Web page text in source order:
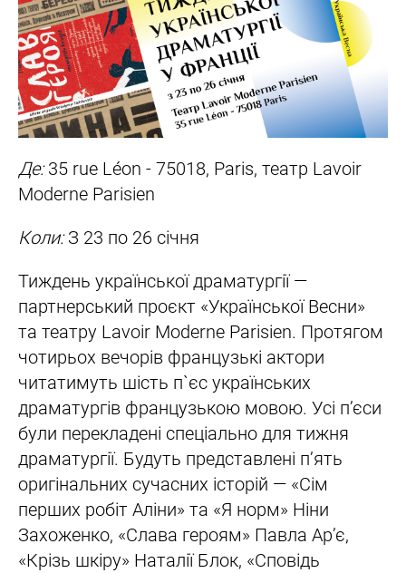
Де:35 rue Léon - 75018, Paris, театр Lavoir
Moderne Parisien
Коли:З 23 по 26 січня
Тиждень української драматургії —
партнерський проєкт «Української Весни»
та театру Lavoir Moderne Parisien. Протягом
чотирьох вечорів французькі актори
читатимуть шість п`єс українських
драматургів французькою мовою. Усі пʼєси
були перекладені спеціально для тижня
драматургії. Будуть представлені п’ять
оригінальних сучасних історій — «Сім
перших робіт Аліни» та «Я норм» Ніни
Захоженко, «Слава героям» Павла Ар’є,
«Крізь шкіру» Наталії Блок, «Сповідь